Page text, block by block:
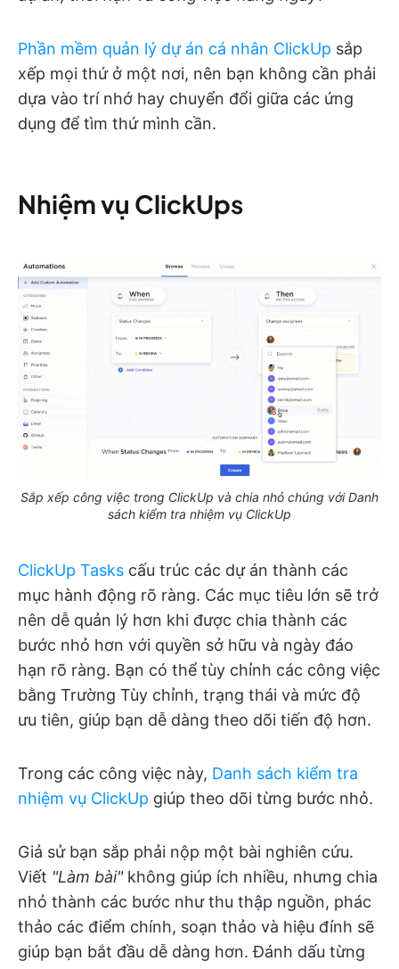
Phần mềm quản lý dự án cá nhân ClickUp sắp
xếp mọi thứ ở một nơi, nên bạn không cần phải
dựa vào trí nhớ hay chuyển đổi giữa các ứng
dụng để tìm thứ mình cần.
Nhiệm vụ ClickUps
Sắp xếp công việc trong ClickUp và chia nhỏ chúng với Danh
sách kiểm tra nhiệm vụ ClickUp
ClickUp Tasks cấu trúc các dự án thành các
mục hành động rõ ràng. Các mục tiêu lớn sẽ trở
nên dễ quản lý hơn khi được chia thành các
bước nhỏ hơn với quyền sở hữu và ngày đáo
hạn rõ ràng. Bạn có thể tùy chỉnh các công việc
bằng Trường Tùy chỉnh, trạng thái và mức độ
ưu tiên, giúp bạn dễ dàng theo dõi tiến độ hơn.
Trong các công việc này, Danh sách kiểm tra
nhiệm vụ ClickUp giúp theo dõi từng bước nhỏ.
Giả sử bạn sắp phải nộp một bài nghiên cứu.
Viết "Làm bài" không giúp ích nhiều, nhưng chia
nhỏ thành các bước như thu thập nguồn, phác
thảo các điểm chính, soạn thảo và hiệu đính sẽ
giúp bạn bắt đầu dễ dàng hơn. Đánh dấu từng